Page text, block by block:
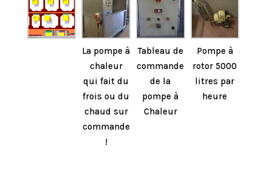
La pompe à
chaleur
qui fait du
frois ou du
chaud sur
commande
!
Tableau de
commande
de la
pompe à
Chaleur
Pompe à
rotor 5000
litres par
heure